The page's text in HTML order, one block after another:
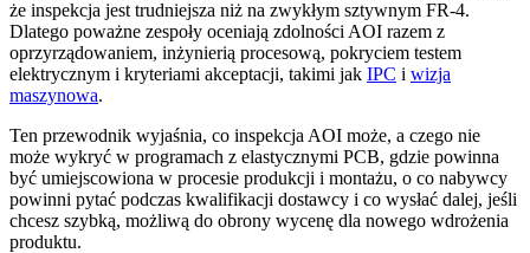
że inspekcja jest trudniejsza niż na zwykłym sztywnym FR-4.
Dlatego poważne zespoły oceniają zdolności AOI razem z
oprzyrządowaniem, inżynierią procesową, pokryciem testem
elektrycznym i kryteriami akceptacji, takimi jak IPC i wizja
maszynowa.
Ten przewodnik wyjaśnia, co inspekcja AOI może, a czego nie
może wykryć w programach z elastycznymi PCB, gdzie powinna
być umiejscowiona w procesie produkcji i montażu, o co nabywcy
powinni pytać podczas kwalifikacji dostawcy i co wysłać dalej, jeśli
chcesz szybką, możliwą do obrony wycenę dla nowego wdrożenia
produktu.